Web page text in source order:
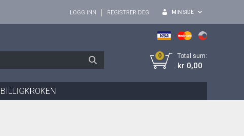
MIN SIDE
LOGG INN REGISTRER DEG
0 Total sum:
kr 0,00
BILLIGKROKEN